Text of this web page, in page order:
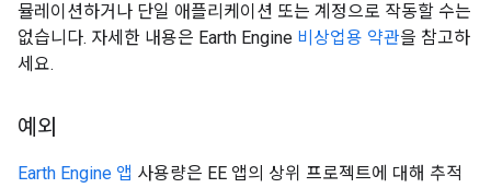
뮬레이션하거나 단일 애플리케이션 또는 계정으로 작동할 수는
없습니다. 자세한 내용은 Earth Engine 비상업용 약관을 참고하
세요.
예외
Earth Engine 앱 사용량은 EE 앱의 상위 프로젝트에 대해 추적